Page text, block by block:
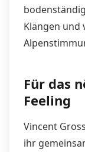
Klängen und
Für das
Feeling
Vincent
ihr